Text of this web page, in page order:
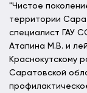
"Чистое
территории
специалист ГАУ
Атапина М.В. и
Краснокутскому
Саратовской